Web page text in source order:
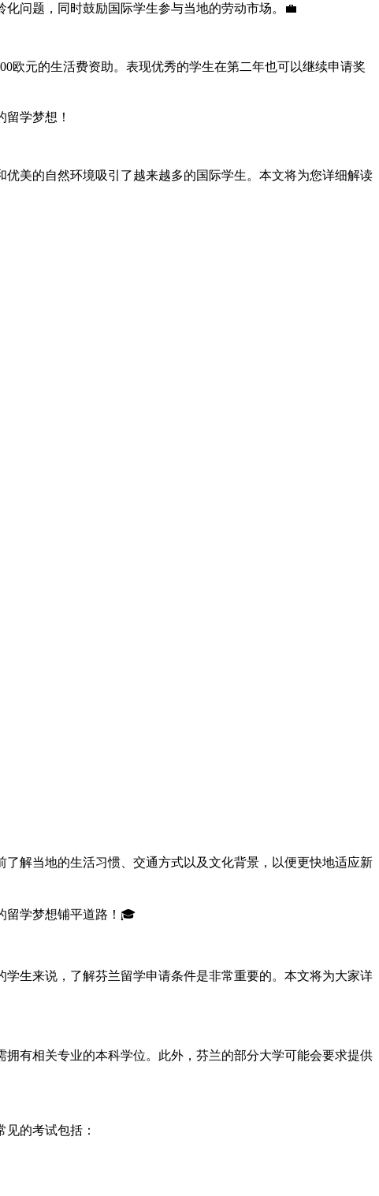
问题，同时鼓励国际学生参与当地的劳动市场。💼
欧元的生活费资助。表现优秀的学生在第二年也可以继续申请奖
学梦想！
美的自然环境吸引了越来越多的国际学生。本文将为您详细解读
解当地的生活习惯、交通方式以及文化背景，以便更快地适应新
留学梦想铺平道路！🎓
生来说，了解芬兰留学申请条件是非常重要的。本文将为大家详
拥有相关专业的本科学位。此外，芬兰的部分大学可能会要求提供
的考试包括：